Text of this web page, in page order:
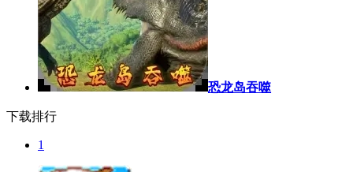
恐龙岛吞噬
下载排行
1